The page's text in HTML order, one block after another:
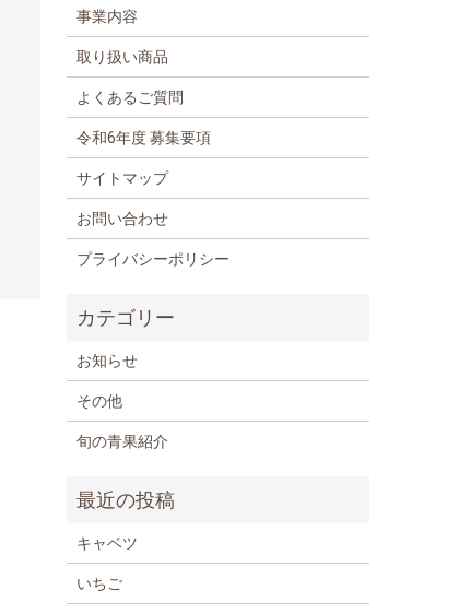
事業内容
取り扱い商品
よくあるご質問
令和6年度 募集要項
サイトマップ
お問い合わせ
プライバシーポリシー
お知らせ
その他
旬の青果紹介
キャベツ
いちご